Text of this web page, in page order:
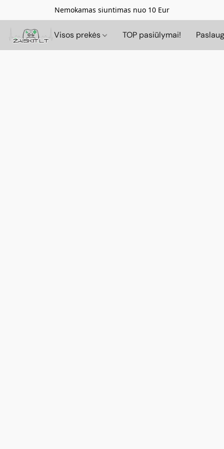
Nemokamas siuntimas nuo 10 Eur
Visos prekės TOP pasiūlymai!